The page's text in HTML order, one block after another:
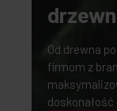
Od drewna
firmom z